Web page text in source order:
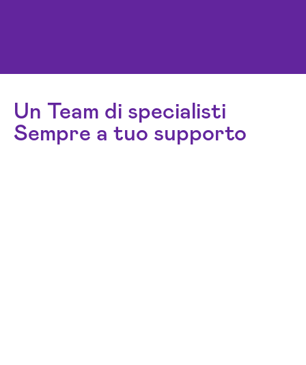
Un Team di specialisti
Sempre a tuo supporto